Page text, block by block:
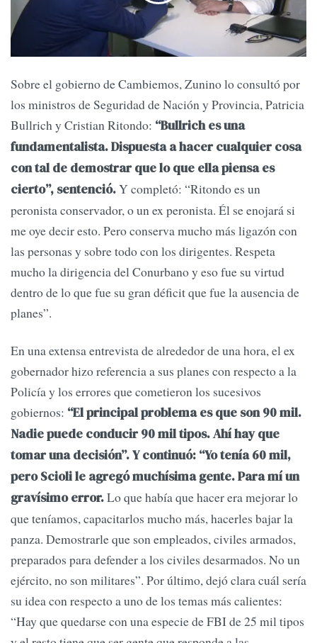
Sobre el gobierno de Cambiemos, Zunino lo consultó por
los ministros de Seguridad de Nación y Provincia, Patricia
Bullrich y Cristian Ritondo: “Bullrich es una
fundamentalista. Dispuesta a hacer cualquier cosa
con tal de demostrar que lo que ella piensa es
cierto”, sentenció.Y completó: “Ritondo es un
peronista conservador, o un ex peronista. Él se enojará si
me oye decir esto. Pero conserva mucho más ligazón con
las personas y sobre todo con los dirigentes. Respeta
mucho la dirigencia del Conurbano y eso fue su virtud
dentro de lo que fue su gran déficit que fue la ausencia de
planes”.
En una extensa entrevista de alrededor de una hora, el ex
gobernador hizo referencia a sus planes con respecto a la
Policía y los errores que cometieron los sucesivos
gobiernos: “El principal problema es que son 90 mil.
Nadie puede conducir 90 mil tipos. Ahí hay que
tomar una decisión”. Y continuó: “Yo tenía 60 mil,
pero Scioli le agregó muchísima gente. Para mí un
gravísimo error.Lo que había que hacer era mejorar lo
que teníamos, capacitarlos mucho más, hacerles bajar la
panza. Demostrarle que son empleados, civiles armados,
preparados para defender a los civiles desarmados. No un
ejército, no son militares”. Por último, dejó clara cuál sería
su idea con respecto a uno de los temas más calientes:
“Hay que quedarse con una especie de FBI de 25 mil tipos